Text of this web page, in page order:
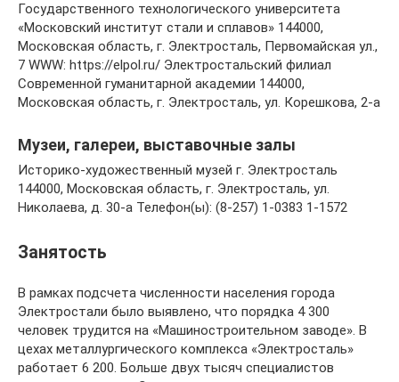
Государственного технологического университета
«Московский институт стали и сплавов» 144000,
Московская область, г. Электросталь, Первомайская ул.,
7 WWW: https://elpol.ru/ Электростальский филиал
Современной гуманитарной академии 144000,
Московская область, г. Электросталь, ул. Корешкова, 2-а
Музеи, галереи, выставочные залы
Историко-художественный музей г. Электросталь
144000, Московская область, г. Электросталь, ул.
Николаева, д. 30-а Телефон(ы): (8-257) 1-0383 1-1572
Занятость
В рамках подсчета численности населения города
Электростали было выявлено, что порядка 4 300
человек трудится на «Машиностроительном заводе». В
цехах металлургического комплекса «Электросталь»
работает 6 200. Больше двух тысяч специалистов